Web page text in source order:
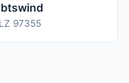
97355